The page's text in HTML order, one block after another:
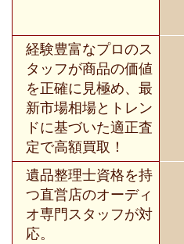
経験豊富なプロのス
タッフが商品の価値
を正確に見極め、最
新市場相場とトレン
ドに基づいた適正査
定で高額買取！
遺品整理士資格を持
つ直営店のオーディ
オ専門スタッフが対
応。